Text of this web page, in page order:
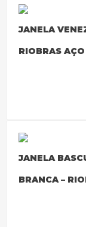
JANELA
RIOBRAS
JANELA
BRANCA –